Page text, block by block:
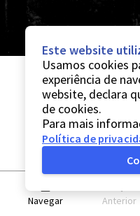
Navegar Anterior
Este website
Usamos cookies
experiência de
website, declara
de cookies.
Para mais
Política de